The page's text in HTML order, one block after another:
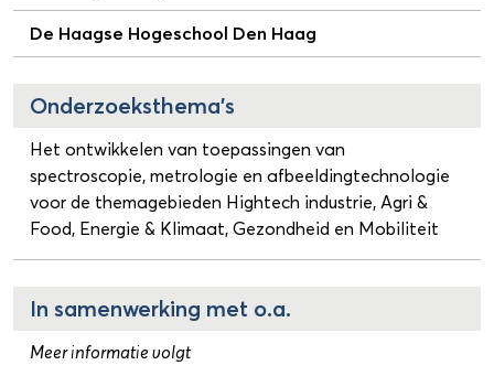
De Haagse Hogeschool Den Haag
Onderzoeksthema's
Het ontwikkelen van toepassingen van
spectroscopie, metrologie en afbeeldingtechnologie
voor de themagebieden Hightech industrie, Agri &
Food, Energie & Klimaat, Gezondheid en Mobiliteit
In samenwerking met o.a.
Meer informatie volgt